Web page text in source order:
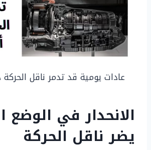
عادات يومية قد تدمر ناقل
الانحدار في الوضع
يضر ناقل الحركة